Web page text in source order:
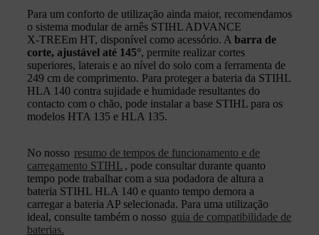
Para um conforto de utilização ainda maior, recomendamos
o sistema modular de arnês STIHL ADVANCE
X‑TREEm HT, disponível como acessório. A barra de
corte, ajustável até 145°, permite realizar cortes
superiores, laterais e ao nível do solo com a ferramenta de
249 cm de comprimento. Para proteger a bateria da STIHL
HLA 140 contra sujidade e humidade resultantes do
contacto com o chão, pode instalar a base STIHL para os
modelos HTA 135 e HLA 135.
No nosso resumo de tempos de funcionamento e de
carregamento STIHL , pode consultar durante quanto
tempo pode trabalhar com a sua podadora de altura a
bateria STIHL HLA 140 e quanto tempo demora a
carregar a bateria AP selecionada. Para uma utilização
ideal, consulte também o nosso guia de compatibilidade de
baterias.